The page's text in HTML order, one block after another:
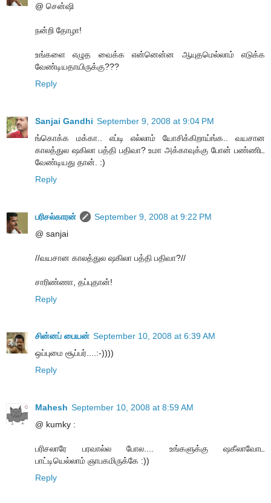
@ சென்ஷி
நன்றி தோழா!
உங்களை எழுத வைக்க என்னென்ன ஆயுதமெல்லாம் எடுக்க
வேண்டியதாயிருக்கு???
Reply
Sanjai Gandhi September 9, 2008 at 9:04 PM
ங்கொக்க மக்கா.. எப்டி எல்லாம் யோசிக்கிறாய்ங்க.. வயசான
காலத்துல ஷகிலா பத்தி பதிவா? உமா அக்காவுக்கு போன் பண்ணிட
வேண்டியது தான். :)
Reply
பரிசல்காரன்
September 9, 2008 at 9:22 PM
@ sanjai
//வயசான காலத்துல ஷகிலா பத்தி பதிவா?//
சாரிண்ணா, தப்புதான்!
Reply
சின்னப் பையன் September 10, 2008 at 6:39 AM
ஒப்புமை சூப்பர்....:-))))
Reply
Mahesh September 10, 2008 at 8:59 AM
@ kumky :
பரிசலாரே பரவால்ல போல.... உங்களுக்கு ஷகீலாவோட
பாட்டியெல்லாம் ஞாபகமிருக்கே :))
Reply